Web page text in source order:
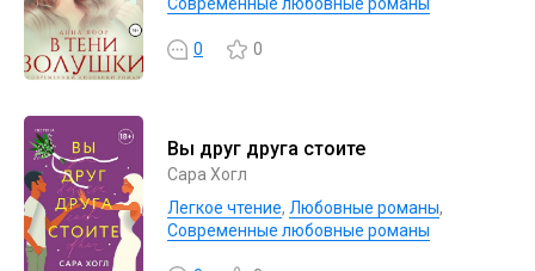
0 0
Вы друг друга стоите
Сара Хогл
Легкое чтение, Любовные романы,
Современные любовные романы